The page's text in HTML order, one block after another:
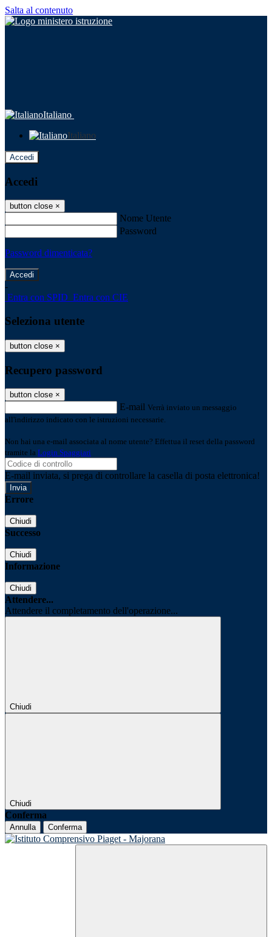
Salta al contenuto
Italiano
Italiano
Accedi
Accedi
button close ×
Nome Utente
Password
Password dimenticata?
-
Entra con SPID Entra con CIE
Seleziona utente
button close ×
Recupero password
button close ×
E-mail Verrà inviato un messaggio
all'indirizzo indicato con le istruzioni necessarie.
Non hai una e-mail associata al nome utente? Effettua il reset della password
tramite la Login Spaggiari
E-mail inviata, si prega di controllare la casella di posta elettronica!
Errore
Chiudi
Successo
Chiudi
Informazione
Chiudi
Attendere...
Attendere il completamento dell'operazione...
Chiudi
Chiudi
Conferma
Annulla Conferma